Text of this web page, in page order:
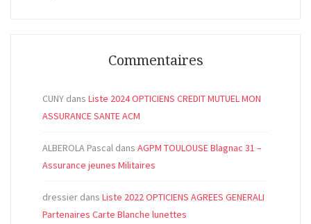
Commentaires
CUNY dans Liste 2024 OPTICIENS CREDIT MUTUEL MON
ASSURANCE SANTE ACM
ALBEROLA Pascal dans AGPM TOULOUSE Blagnac 31 –
Assurance jeunes Militaires
dressier dans Liste 2022 OPTICIENS AGREES GENERALI
Partenaires Carte Blanche lunettes